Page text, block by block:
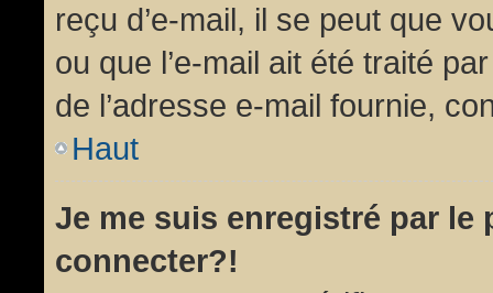
reçu d’e-mail, il se peut que
ou que l’e-mail ait été traité
de l’adresse e-mail fournie,
Haut
Je me suis enregistré par le
connecter?!